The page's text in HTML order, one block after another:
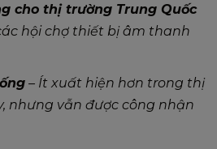
cho thị trường Trung Quốc
hội chợ thiết bị âm thanh
– Ít xuất hiện hơn trong thị
nhưng vẫn được công nhận